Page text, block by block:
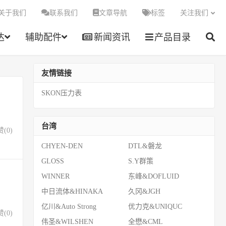
辅助配件 新闻资讯 产品目录
于我们 联系我们 文章导航 标签 关注我们
(0)
(0)
友情链接
SKON压力表
台湾
CHYEN-DEN
DTL&磐龙
GLOSS
S.Y群策
WINNER
东峰&DOFLUID
中日流体&HINAKA
久冈&JGH
亿川&Auto Strong
优力克&UNIQUC
伟圣&WILSHEN
全懋&CML